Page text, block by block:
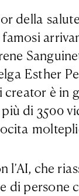
della
Esther
è in
di 3500
che
persone